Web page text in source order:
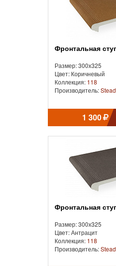
Фронтальная
Размер: 300x325
Цвет: Коричневый
Коллекция: 118
Производитель:
1 300
Фронтальная
Размер: 300x325
Цвет: Антрацит
Коллекция: 118
Производитель: